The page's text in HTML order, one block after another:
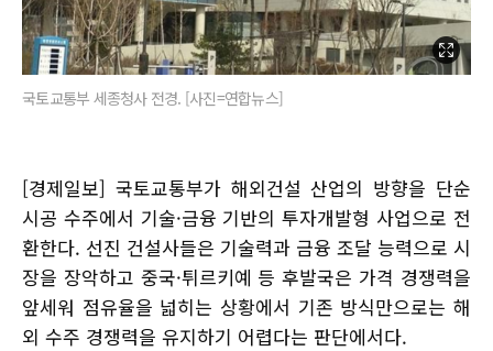
국토교통부 세종청사 전경. [사진=연합뉴스]
[경제일보] 국토교통부가 해외건설 산업의 방향을 단순
시공 수주에서 기술·금융 기반의 투자개발형 사업으로 전
환한다. 선진 건설사들은 기술력과 금융 조달 능력으로 시
장을 장악하고 중국·튀르키예 등 후발국은 가격 경쟁력을
앞세워 점유율을 넓히는 상황에서 기존 방식만으로는 해
외 수주 경쟁력을 유지하기 어렵다는 판단에서다.